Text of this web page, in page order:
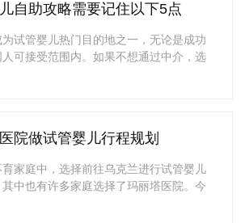
自助攻略需要记住以下5点
试管婴儿热门目的地之一，无论是成功
可接受范围内。如果不想通过中介，选
院做试管婴儿行程规划
家庭中，选择前往乌克兰进行试管婴儿
中也有许多家庭选择了玛丽塔医院。今